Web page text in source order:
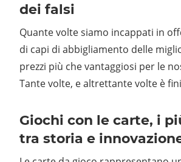
dei falsi
Quante volte siamo incappati in
di capi di abbigliamento delle
prezzi più che vantaggiosi per le
Tante volte, e altrettante volte è
Giochi con le carte, i
tra storia e